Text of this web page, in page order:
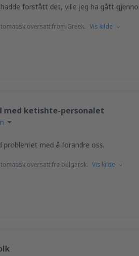
forstått det, ville jeg ha gått
oversatt from Greek. Vis kilde
med ketishte-personalet
problemet med å forandre oss.
oversatt fra bulgarsk. Vis kilde